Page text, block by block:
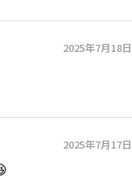
2025年7月18日
2025年7月17日